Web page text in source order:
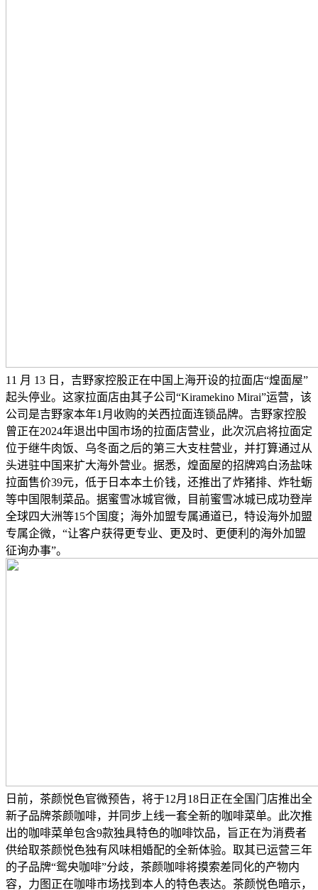
11 月 13 日，吉野家控股正在中国上海开设的拉面店“煌面屋”
起头停业。这家拉面店由其子公司“Kiramekino Mirai”运营，该
公司是吉野家本年1月收购的关西拉面连锁品牌。吉野家控股
曾正在2024年退出中国市场的拉面店营业，此次沉启将拉面定
位于继牛肉饭、乌冬面之后的第三大支柱营业，并打算通过从
头进驻中国来扩大海外营业。据悉，煌面屋的招牌鸡白汤盐味
拉面售价39元，低于日本本土价钱，还推出了炸猪排、炸牡蛎
等中国限制菜品。据蜜雪冰城官微，目前蜜雪冰城已成功登岸
全球四大洲等15个国度；海外加盟专属通道已，特设海外加盟
专属企微，“让客户获得更专业、更及时、更便利的海外加盟
征询办事”。
日前，茶颜悦色官微预告，将于12月18日正在全国门店推出全
新子品牌茶颜咖啡，并同步上线一套全新的咖啡菜单。此次推
出的咖啡菜单包含9款独具特色的咖啡饮品，旨正在为消费者
供给取茶颜悦色独有风味相婚配的全新体验。取其已运营三年
的子品牌“鸳央咖啡”分歧，茶颜咖啡将摸索差同化的产物内
容，力图正在咖啡市场找到本人的特色表达。茶颜悦色暗示，